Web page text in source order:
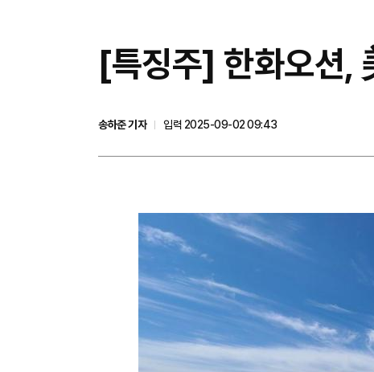
[특징주] 한화오션,
송하준 기자
입력 2025-09-02 09:43